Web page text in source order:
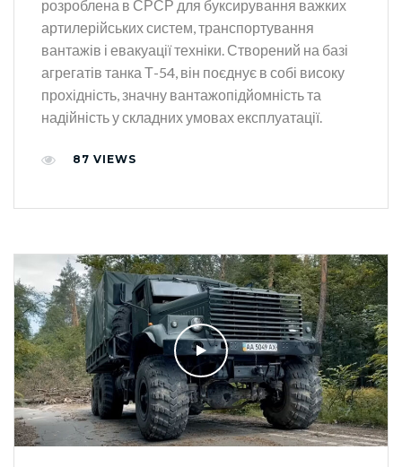
розроблена в СРСР для буксирування важких
артилерійських систем, транспортування
вантажів і евакуації техніки. Створений на базі
агрегатів танка Т-54, він поєднує в собі високу
прохідність, значну вантажопідйомність та
надійність у складних умовах експлуатації.
87 VIEWS